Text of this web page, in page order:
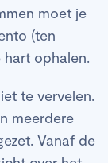
moet je
(ten
hart ophalen.
te vervelen.
meerdere
Vanaf de